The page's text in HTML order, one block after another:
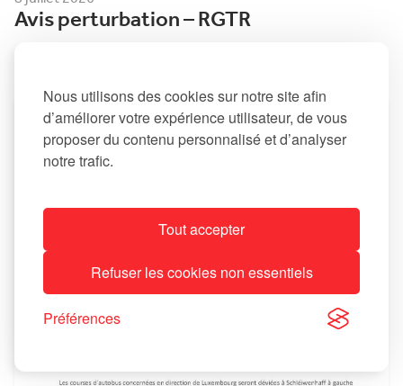
Nous utilisons des cookies sur notre site afin
d’améliorer votre expérience utilisateur, de vous
proposer du contenu personnalisé et d’analyser
notre trafic.
Tout accepter
Refuser les cookies non essentiels
Préférences
Avis perturbation – RGTR